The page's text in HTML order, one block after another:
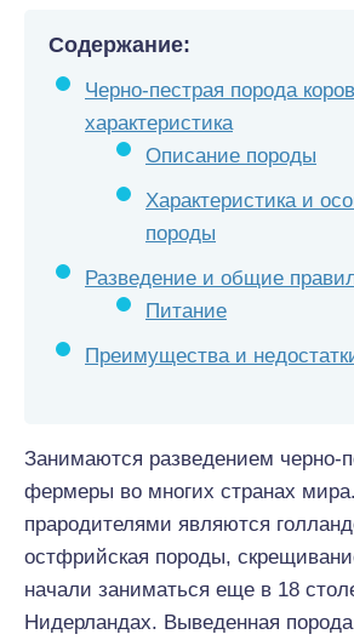
Содержание:
Черно-пестрая порода
характеристика
Описание породы
Характеристика и
породы
Разведение и общие
Питание
Преимущества и
Занимаются разведением черно-
фермеры во многих странах
прародителями являются
остфрийская породы,
начали заниматься еще в 18
Нидерландах. Выведенная